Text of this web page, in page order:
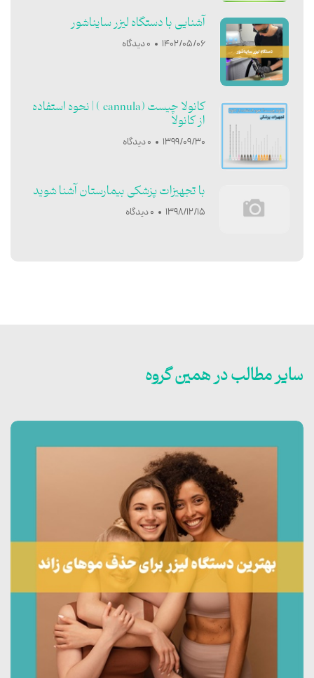
آشنایی با دستگاه لیزر سایناشور
1402/05/06 0 دیدگاه
کانولا چیست (cannula ) | نحوه استفاده
از کانولا
1399/09/30 0 دیدگاه
با تجهیزات پزشکی بیمارستان آشنا شوید
1398/12/15 0 دیدگاه
سایر مطالب در همین گروه